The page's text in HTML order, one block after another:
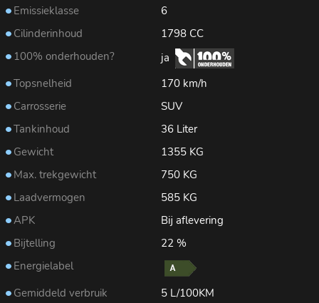
Emissieklasse
6
Cilinderinhoud
1798 CC
100% onderhouden?
ja
Topsnelheid
170 km/h
Carrosserie
SUV
Tankinhoud
36 Liter
Gewicht
1355 KG
Max. trekgewicht
750 KG
Laadvermogen
585 KG
APK
Bij aflevering
Bijtelling
22 %
Energielabel
Gemiddeld verbruik
5 L/100KM